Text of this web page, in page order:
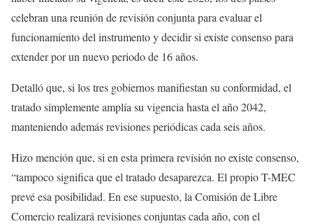
celebran una reunión de revisión conjunta para evaluar el
funcionamiento del instrumento y decidir si existe consenso para
extender por un nuevo periodo de 16 años.
Detalló que, si los tres gobiernos manifiestan su conformidad, el
tratado simplemente amplía su vigencia hasta el año 2042,
manteniendo además revisiones periódicas cada seis años.
Hizo mención que, si en esta primera revisión no existe consenso,
“tampoco significa que el tratado desaparezca. El propio T-MEC
prevé esa posibilidad. En ese supuesto, la Comisión de Libre
Comercio realizará revisiones conjuntas cada año, con el